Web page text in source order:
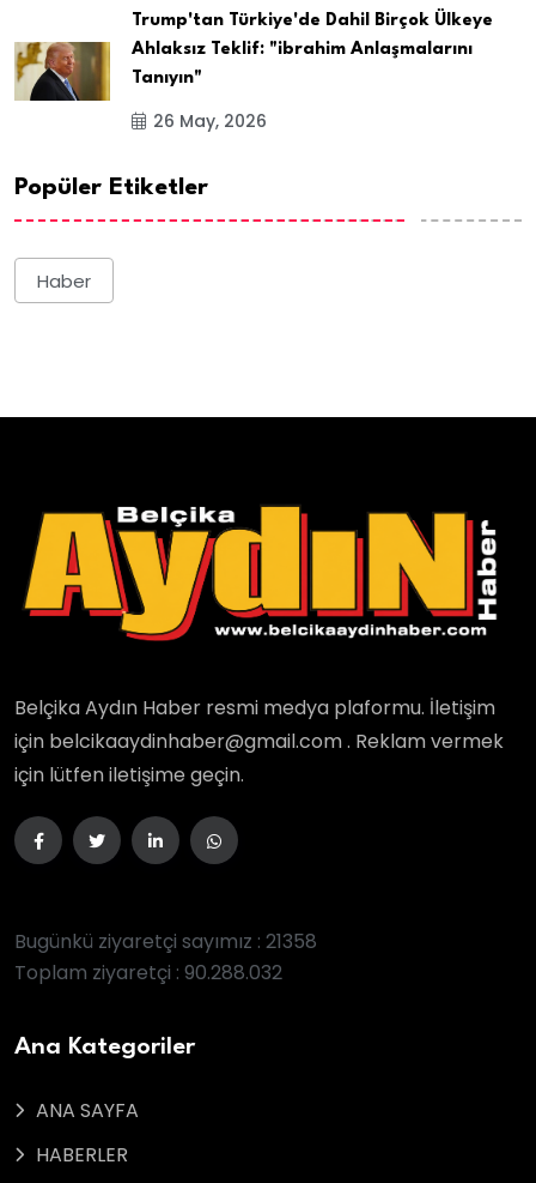
Trump'tan Türkiye'de Dahil Birçok Ülkeye
Ahlaksız Teklif: "ibrahim Anlaşmalarını
Tanıyın"
26 May, 2026
Popüler Etiketler
Haber
Belçika Aydın Haber resmi medya plaformu. İletişim
için belcikaaydinhaber@gmail.com . Reklam vermek
için lütfen iletişime geçin.
Bugünkü ziyaretçi sayımız : 21358
Toplam ziyaretçi : 90.288.032
Ana Kategoriler
ANA SAYFA
HABERLER